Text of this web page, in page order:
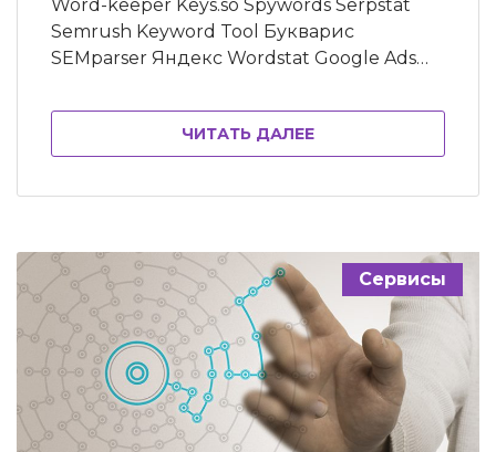
Word-keeper Keys.so Spywords Serpstat
Semrush Keyword Tool Букварис
SEMparser Яндекс Wordstat Google Ads
ядра Key Collector SlovoEB A-parser
Другие бесплатные сервисы и
программы для сбора семантического
ядра Итоги Семантическое ядро – основа
отображения в поисковой выдаче….
ЧИТАТЬ ДАЛЕЕ
Сервисы